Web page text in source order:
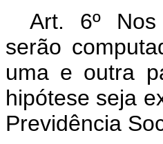
Art. 6º Nos
serão
uma e outra
hipótese seja
Previdência